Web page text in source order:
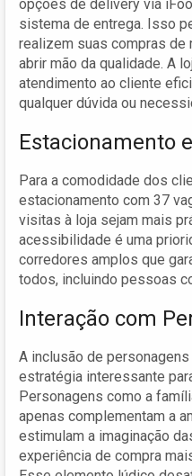
opções de delivery via
sistema de entrega. Isso
realizem suas compras de
abrir mão da qualidade. A
atendimento ao cliente
qualquer dúvida ou
Estacionamento
Para a comodidade dos
estacionamento com 37
visitas à loja sejam mais
acessibilidade é uma
corredores amplos que
todos, incluindo pessoas
Interação com
A inclusão de
estratégia interessante
Personagens como a
apenas complementam a
estimulam a imaginação
experiência de compra